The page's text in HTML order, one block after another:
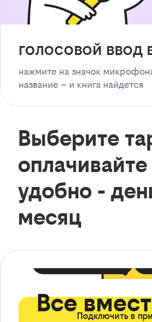
голосовой ввод
нажмите на значок
название – и книга найдется
Выберите
оплачивайте
удобно -
месяц
ВсеПодключить в